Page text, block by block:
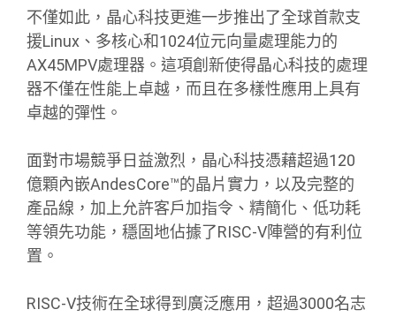
不僅如此，晶心科技更進一步推出了全球首款支
援Linux、多核心和1024位元向量處理能力的
AX45MPV處理器。這項創新使得晶心科技的處理
器不僅在性能上卓越，而且在多樣性應用上具有
卓越的彈性。
面對市場競爭日益激烈，晶心科技憑藉超過120
億顆內嵌AndesCore™的晶片實力，以及完整的
產品線，加上允許客戶加指令、精簡化、低功耗
等領先功能，穩固地佔據了RISC-V陣營的有利位
置。
RISC-V技術在全球得到廣泛應用，超過3000名志